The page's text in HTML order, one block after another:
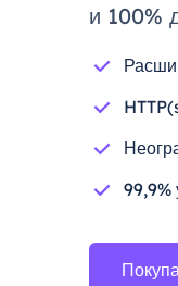
и 100%
99,9%